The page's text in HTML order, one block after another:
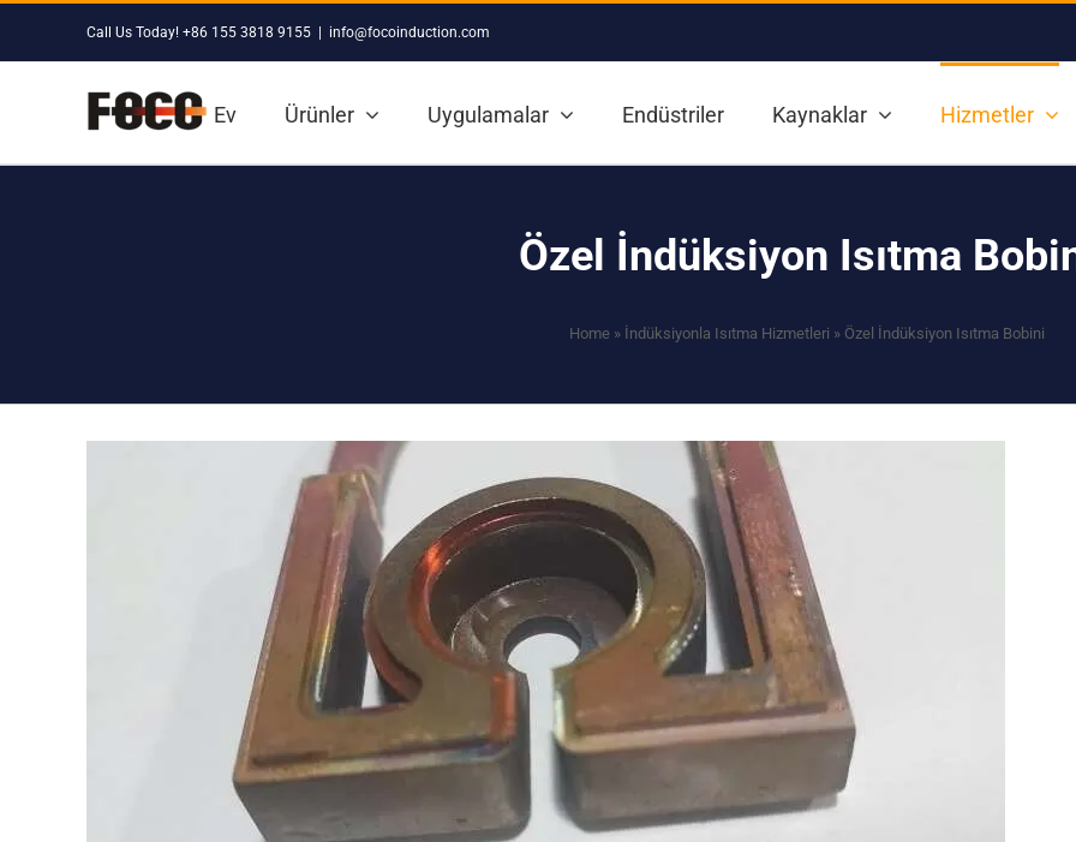
Call Us Today! +86 155 3818 9155 info@focoinduction.com
Ev Ürünler Uygulamalar Endüstriler Kaynaklar Hizmetler
Özel İndüksiyon Isıtma
Home » İndüksiyonla Isıtma Hizmetleri » Özel İndüksiyon Isıtma Bobini